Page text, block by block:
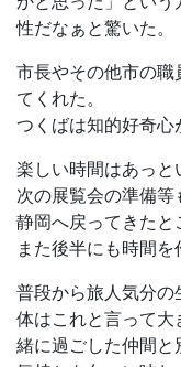
性だなぁと驚いた。
市長やその他市の職
てくれた。
つくばは知的好奇心
楽しい時間はあっと
次の展覧会の準備
静岡へ戻ってきたと
また後半にも時間を
普段から旅人気分の
体はこれと言って
緒に過ごした仲間